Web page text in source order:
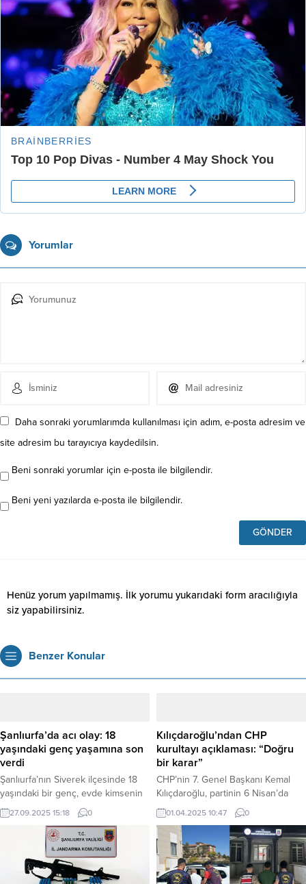
Yorumlar
Daha sonraki yorumlarımda kullanılması için adım, e-posta adresim ve
site adresim bu tarayıcıya kaydedilsin.
Beni sonraki yorumlar için e-posta ile bilgilendir.
Beni yeni yazılarda e-posta ile bilgilendir.
Henüz yorum yapılmamış. İlk yorumu yukarıdaki form aracılığıyla
siz yapabilirsiniz.
Benzer Konular
Şanlıurfa’da acı olay: 18
yaşındaki genç yaşamına son
verdi
Şanlıurfa’nın Siverek ilçesinde 18
yaşındaki bir genç, evde kimsenin
olmadığı bir sırada silahla kendini
vurarak hayatını kaybetti. Haber
Merkezi – Olay, ilçeye bağlı kırsal
Şekerli Mahallesi’nde meydana
geldi. Edinilen bilgilere göre, henüz
bilinmeyen bir nedenle bunalıma
27.09.2025 15:18 0
Kılıçdaroğlu’ndan CHP
kurultayı açıklaması: “Doğru
bir karar”
CHP’nin 7. Genel Başkanı Kemal
Kılıçdaroğlu, partinin 6 Nisan’da
düzenlenecek olağanüstü
kurultayına ilişkin açıklamalarda
bulundu. Kılıçdaroğlu, kurultayın
“doğru bir karar” olduğunu
belirterek, aday olup olmayacağına
dair net bir ifade kullanmadı.
01.04.2025 10:47 0